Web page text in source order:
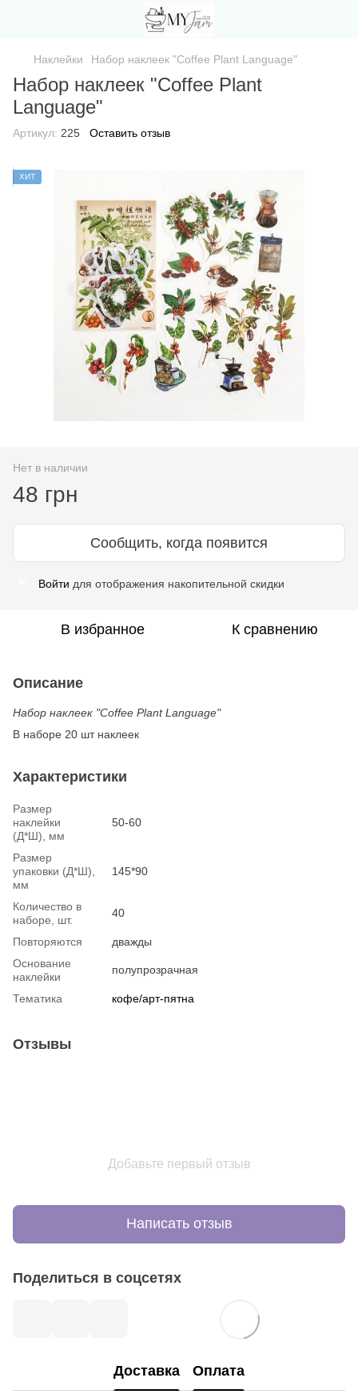
Наклейки Набор наклеек "Coffee Plant Language"
Набор наклеек "Coffee Plant
Language"
Артикул: 225 Оставить отзыв
ХИТ
Нет в наличии
48 грн
Сообщить, когда появится
Войти для отображения накопительной скидки
В избранное К сравнению
Описание
Набор наклеек "Coffee Plant Language"
В наборе 20 шт наклеек
Характеристики
Размер
наклейки
(Д*Ш), мм
50-60
Размер
упаковки (Д*Ш),
мм
145*90
Количество в
наборе, шт.
40
Повторяются
дважды
Основание
наклейки
полупрозрачная
Тематика кофе/арт-пятна
Отзывы
Добавьте первый отзыв
Написать отзыв
Поделиться в соцсетях
Доставка Оплата